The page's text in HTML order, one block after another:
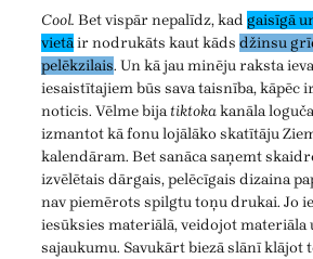
Cool. Bet vispār nepalīdz, kad gaisīgā
vietāir nodrukāts kaut kāds džinsu
pelēkzilais. Un kā jau minēju raksta
iesaistītajiem būs sava taisnība, kāpēc
noticis. Vēlme bijatiktokakanāla
izmantot kā fonu lojālāko skatītāju
kalendāram. Bet sanāca saņemt
izvēlētais dārgais, pelēcīgais dizaina
nav piemērots spilgtu toņu drukai. Jo
iesūksies materiālā, veidojot materiāla
sajaukumu. Savukārt biezā slānī klājot